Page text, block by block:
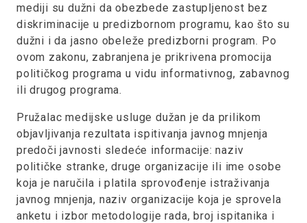
mediji su dužni da obezbede zastupljenost bez
diskriminacije u predizbornom programu, kao što su
dužni i da jasno obeleže predizborni program. Po
ovom zakonu, zabranjena je prikrivena promocija
političkog programa u vidu informativnog, zabavnog
ili drugog programa.
Pružalac medijske usluge dužan je da prilikom
objavljivanja rezultata ispitivanja javnog mnjenja
predoči javnosti sledeće informacije: naziv
političke stranke, druge organizacije ili ime osobe
koja je naručila i platila sprovođenje istraživanja
javnog mnjenja, naziv organizacije koja je sprovela
anketu i izbor metodologije rada, broj ispitanika i